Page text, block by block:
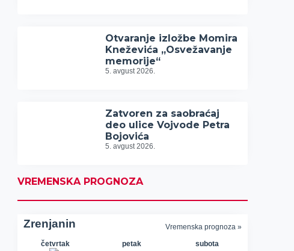
Otvaranje izložbe Momira
Kneževića „Osvežavanje
memorije“
5. avgust 2026.
Zatvoren za saobraćaj
deo ulice Vojvode Petra
Bojovića
5. avgust 2026.
VREMENSKA PROGNOZA